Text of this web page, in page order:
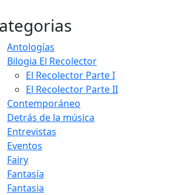
Antologías
Bilogia El Recolector
El Recolector Parte I
El Recolector Parte II
Contemporáneo
Detrás de la música
Entrevistas
Eventos
Fairy
Fantasía
Fantasia